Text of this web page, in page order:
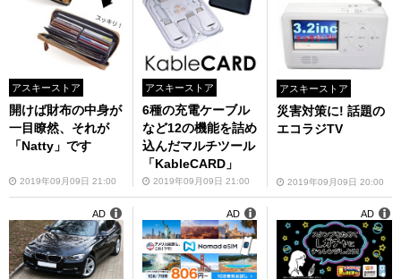
アスキーストア
開けば財布の中身が
一目瞭然、それが
「Natty」です
2019年09月09日 21:00
アスキーストア
6種の充電ケーブル
など12の機能を詰め
込んだマルチツール
「KableCARD」
2019年09月09日 21:00
アスキーストア
災害対策に! 話題の
エコラジTV
2019年09月09日 20:00
AD AD AD